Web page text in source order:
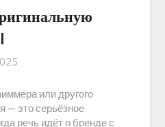
или другого
— это серьёзное
речь идёт о бренде с